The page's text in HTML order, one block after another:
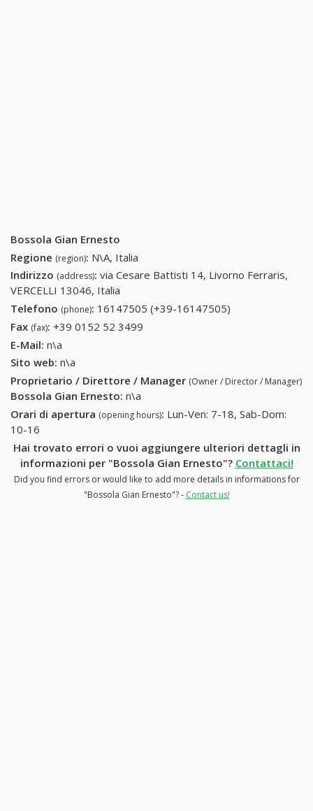
Bossola Gian Ernesto
Regione (region): N\A, Italia
Indirizzo (address): via Cesare Battisti 14, Livorno Ferraris,
VERCELLI 13046, Italia
Telefono (phone): 16147505 (+39-16147505)
Fax (fax): +39 0152 52 3499
E-Mail: n\a
Sito web: n\a
Proprietario / Direttore / Manager (Owner / Director / Manager)
Bossola Gian Ernesto: n\a
Orari di apertura (opening hours): Lun-Ven: 7-18, Sab-Dom:
10-16
Hai trovato errori o vuoi aggiungere ulteriori dettagli in
informazioni per "Bossola Gian Ernesto"? Contattaci!
Did you find errors or would like to add more details in informations for
"Bossola Gian Ernesto"? - Contact us!